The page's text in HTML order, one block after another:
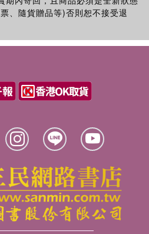
、隨貨贈品等)否則恕不接受退